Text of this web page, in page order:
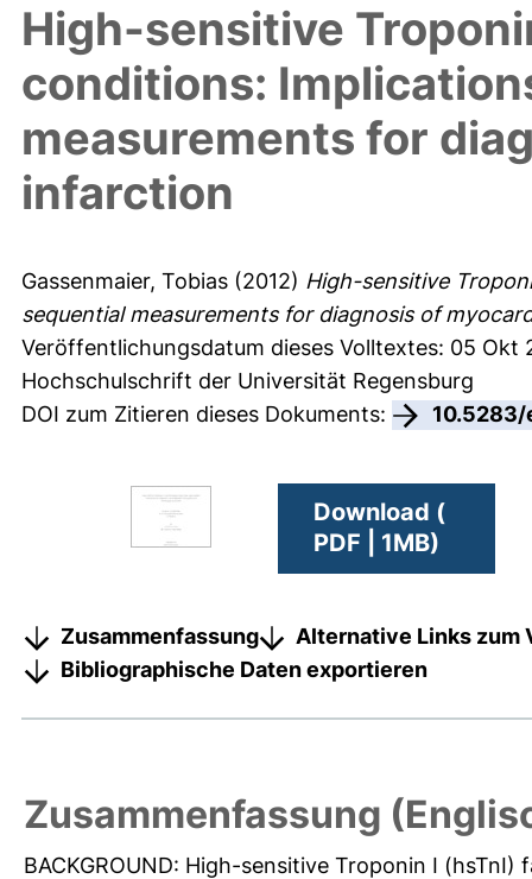
High-sensitive
conditions:
measurements for
infarction
Gassenmaier, Tobias (2012) High-sensitive
sequential measurements for diagnosis of
Veröffentlichungsdatum dieses Volltextes: 05 Okt
Hochschulschrift der Universität Regensburg
DOI zum Zitieren dieses Dokuments:
10.5283/
Download (
PDF | 1MB)
Zusammenfassung
Alternative Links zum
Bibliographische Daten exportieren
Zusammenfassung
BACKGROUND: High-sensitive Troponin I